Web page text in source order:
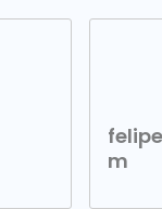
m